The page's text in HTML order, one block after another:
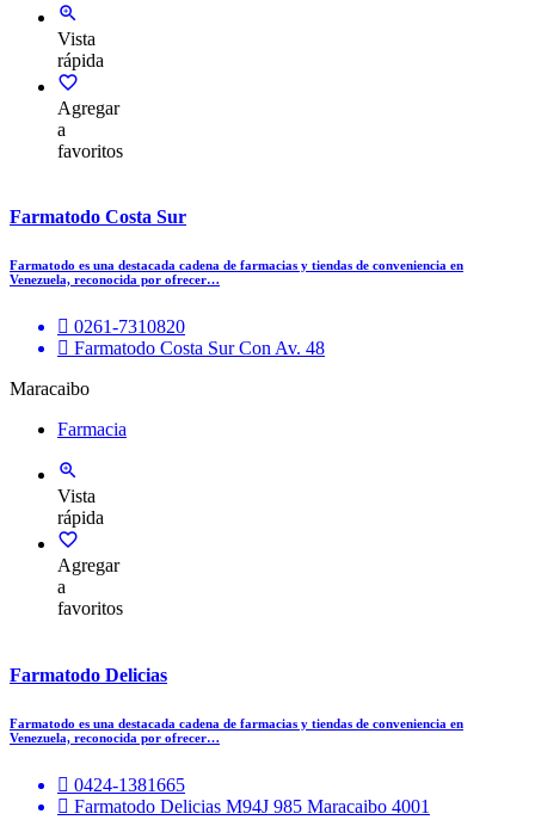
Vista
rápida
Agregar
a
favoritos
Farmatodo Costa Sur
Farmatodo es una destacada cadena de farmacias y tiendas de conveniencia en
Venezuela, reconocida por ofrecer…
0261-7310820
Farmatodo Costa Sur Con Av. 48
Maracaibo
Farmacia
Vista
rápida
Agregar
a
favoritos
Farmatodo Delicias
Farmatodo es una destacada cadena de farmacias y tiendas de conveniencia en
Venezuela, reconocida por ofrecer…
0424-1381665
Farmatodo Delicias M94J 985 Maracaibo 4001